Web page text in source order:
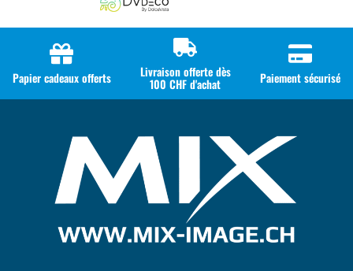
Papier cadeaux offerts Livraison offerte dès
100 CHF d'achat Paiement sécurisé